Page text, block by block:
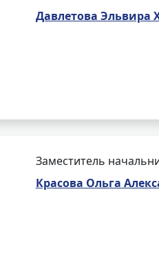
Давлетова Эльвира
Заместитель
Красова Ольга